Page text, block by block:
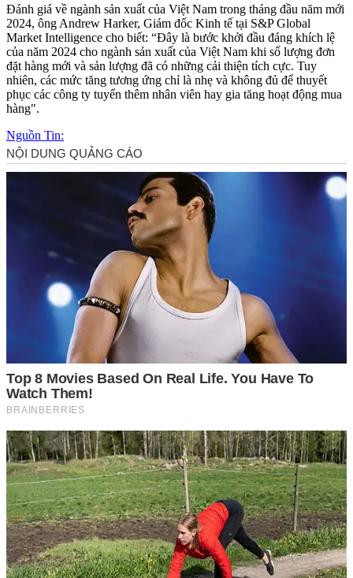
Đánh giá về ngành sản xuất của Việt Nam trong tháng đầu năm mới
2024, ông Andrew Harker, Giám đốc Kinh tế tại S&P Global
Market Intelligence cho biết: “Đây là bước khởi đầu đáng khích lệ
của năm 2024 cho ngành sản xuất của Việt Nam khi số lượng đơn
đặt hàng mới và sản lượng đã có những cải thiện tích cực. Tuy
nhiên, các mức tăng tương ứng chỉ là nhẹ và không đủ để thuyết
phục các công ty tuyển thêm nhân viên hay gia tăng hoạt động mua
hàng".
Nguồn Tin: